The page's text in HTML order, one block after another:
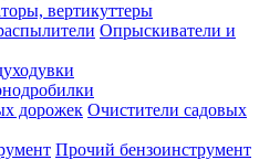
вертикуттеры
Опрыскиватели и
Очистители садовых
Прочий бензоинструмент